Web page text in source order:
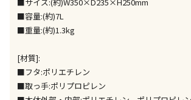
午前9時までのご注文確定した商品に
出荷いたします。
は、休業明けからの出荷対応となりま
■容量:(約)7L
■重量:(約)1.3kg
[材質]:
■フタ:ポリエチレン
■取っ手:ポリプロピレン